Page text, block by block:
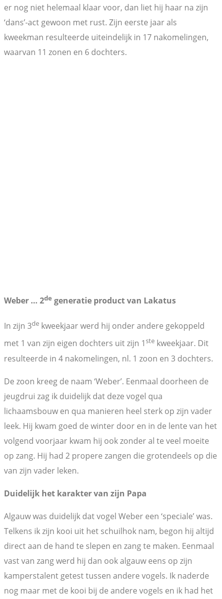
er nog niet helemaal klaar voor, dan liet hij haar na zijn
‘dans’-act gewoon met rust. Zijn eerste jaar als
kweekman resulteerde uiteindelijk in 17 nakomelingen,
waarvan 11 zonen en 6 dochters.
Weber … 2de generatie product van Lakatus
In zijn 3de kweekjaar werd hij onder andere gekoppeld
met 1 van zijn eigen dochters uit zijn 1ste kweekjaar. Dit
resulteerde in 4 nakomelingen, nl. 1 zoon en 3 dochters.
De zoon kreeg de naam ‘Weber’. Eenmaal doorheen de
jeugdrui zag ik duidelijk dat deze vogel qua
lichaamsbouw en qua manieren heel sterk op zijn vader
leek. Hij kwam goed de winter door en in de lente van het
volgend voorjaar kwam hij ook zonder al te veel moeite
op zang. Hij had 2 propere zangen die grotendeels op die
van zijn vader leken.
Duidelijk het karakter van zijn Papa
Algauw was duidelijk dat vogel Weber een ‘speciale’ was.
Telkens ik zijn kooi uit het schuilhok nam, begon hij altijd
direct aan de hand te slepen en zang te maken. Eenmaal
vast van zang werd hij dan ook algauw eens op zijn
kamperstalent getest tussen andere vogels. Ik naderde
nog maar met de kooi bij de andere vogels en ik had het